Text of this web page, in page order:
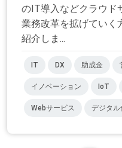
のIT導入などクラウド
業務改革を拡げていく
紹介しま...
IT DX 助成金
イノベーション IoT
Webサービス デジタル